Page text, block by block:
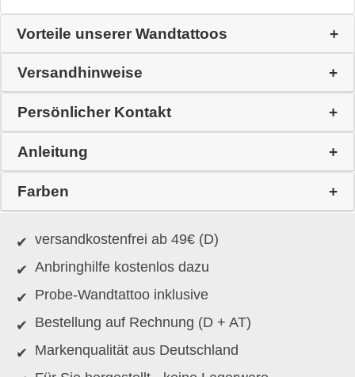
Vorteile unserer Wandtattoos
Versandhinweise
Persönlicher Kontakt
Anleitung
Farben
versandkostenfrei ab 49€ (D)
Anbringhilfe kostenlos dazu
Probe-Wandtattoo inklusive
Bestellung auf Rechnung (D + AT)
Markenqualität aus Deutschland